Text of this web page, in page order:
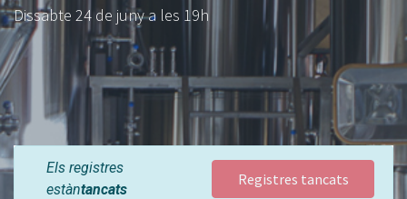
Dissabte 24 de juny a les 19h
Els registres
estàntancats
Registres tancats